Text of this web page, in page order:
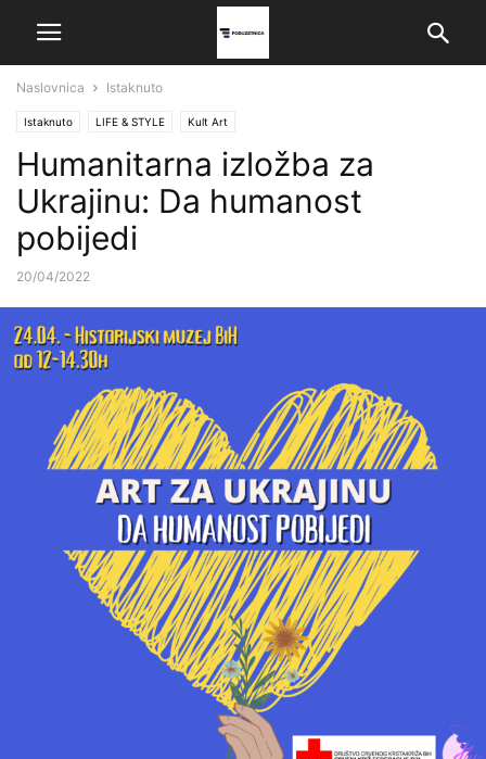
Naslovnica Istaknuto
Istaknuto LIFE & STYLE Kult Art
Humanitarna izložba za
Ukrajinu: Da humanost
pobijedi
20/04/2022